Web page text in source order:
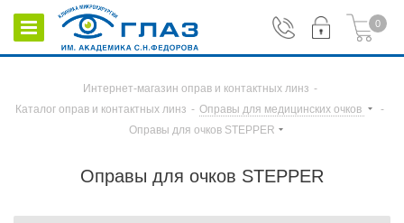
0
Интернет-магазин оправ и контактных линз -
Каталог оправ и контактных линз - Оправы для медицинских очков
-
Оправы для очков STEPPER
Оправы для очков STEPPER